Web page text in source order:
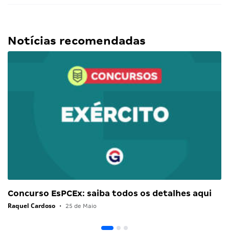
Notícias recomendadas
Concurso EsPCEx: saiba todos os detalhes aqui
Raquel Cardoso • 25 de Maio